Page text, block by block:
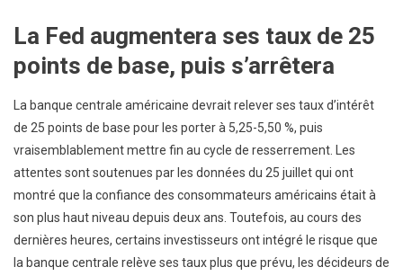
La Fed augmentera ses taux de 25
points de base, puis s’arrêtera
La banque centrale américaine devrait relever ses taux d’intérêt
de 25 points de base pour les porter à 5,25-5,50 %, puis
vraisemblablement mettre fin au cycle de resserrement. Les
attentes sont soutenues par les données du 25 juillet qui ont
montré que la confiance des consommateurs américains était à
son plus haut niveau depuis deux ans. Toutefois, au cours des
dernières heures, certains investisseurs ont intégré le risque que
la banque centrale relève ses taux plus que prévu, les décideurs de